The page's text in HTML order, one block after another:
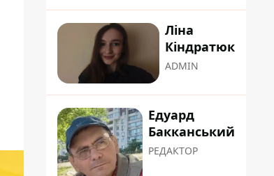
Ліна
Кіндратюк
ADMIN
Едуард
Бакканський
РЕДАКТОР